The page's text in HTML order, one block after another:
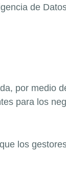
de
por medio
para los
los